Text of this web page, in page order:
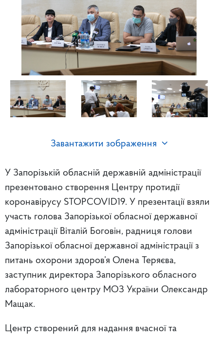
Завантажити зображення
У Запорізькій обласній державній адміністрації
презентовано створення Центру протидії
коронавірусу STOPCOVID19. У презентації взяли
участь голова Запорізької обласної державної
адміністрації Віталій Боговін, радниця голови
Запорізької обласної державної адміністрації з
питань охорони здоров’я Олена Теряєва,
заступник директора Запорізького обласного
лабораторного центру МОЗ України Олександр
Мащак.
Центр створений для надання вчасної та